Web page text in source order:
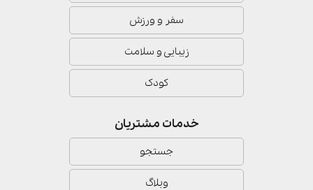
سفر و ورزش
زیبایی و سلامت
کودک
خدمات مشتریان
جستجو
وبلاگ